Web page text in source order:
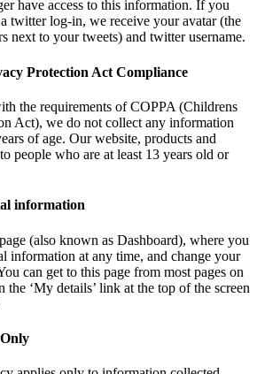
have access to this information. If you
twitter log-in, we receive your avatar (the
next to your tweets) and twitter username.
Protection Act Compliance
the requirements of COPPA (Childrens
Act), we do not collect any information
of age. Our website, products and
people who are at least 13 years old or
information
(also known as Dashboard), where you
information at any time, and change your
can get to this page from most pages on
‘My details’ link at the top of the screen